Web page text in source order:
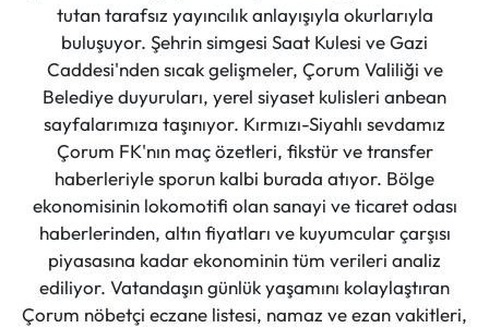
tutan tarafsız yayıncılık anlayışıyla okurlarıyla
buluşuyor. Şehrin simgesi Saat Kulesi ve Gazi
Caddesi'nden sıcak gelişmeler, Çorum Valiliği ve
Belediye duyuruları, yerel siyaset kulisleri anbean
sayfalarımıza taşınıyor. Kırmızı-Siyahlı sevdamız
Çorum FK'nın maç özetleri, fikstür ve transfer
haberleriyle sporun kalbi burada atıyor. Bölge
ekonomisinin lokomotifi olan sanayi ve ticaret odası
haberlerinden, altın fiyatları ve kuyumcular çarşısı
piyasasına kadar ekonominin tüm verileri analiz
ediliyor. Vatandaşın günlük yaşamını kolaylaştıran
Çorum nöbetçi eczane listesi, namaz ve ezan vakitleri,